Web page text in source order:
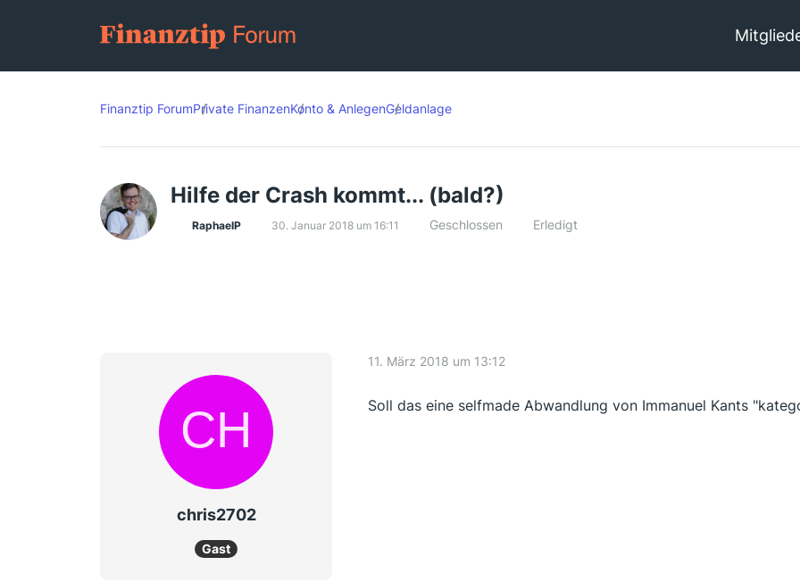
Finanztip ForumPrivate FinanzenKonto & AnlegenGeldanlage
Hilfe der Crash kommt... (bald?)
RaphaelP 30. Januar 2018 um 16:11 Geschlossen Erledigt
chris2702
Gast
11. März 2018 um 13:12
Soll das eine selfmade Abwandlung von Immanuel Kants